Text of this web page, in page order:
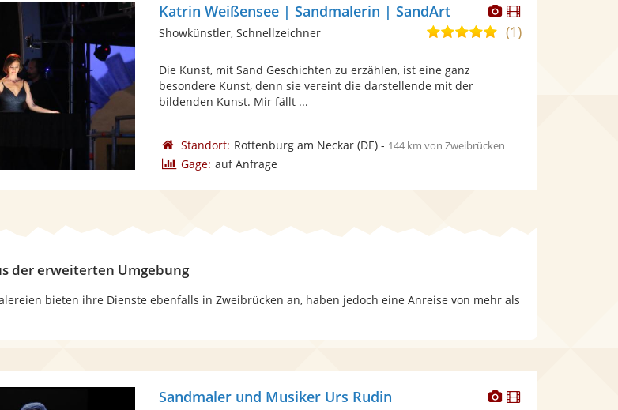
Dieser
Künstler
stellt
Dieser
Künstler
Katrin Weißensee | Sandmalerin | SandArt
5,0(1)
Showkünstler, Schnellzeichner
Die Kunst, mit Sand Geschichten zu erzählen, ist eine ganz
besondere Kunst, denn sie vereint die darstellende mit der
bildenden Kunst. Mir fällt ...
Standort: Rottenburg am Neckar(DE)- 144 km von Zweibrücken
Gage: auf Anfrage
der erweiterten Umgebung
bieten ihre Dienste ebenfalls in Zweibrücken an, haben jedoch eine Anreise von mehr als
DieserDieser
Sandmaler und Musiker Urs Rudin